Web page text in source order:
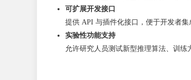
可扩展开发接口
提供 API 与插件化接口，便于开发者集
实验性功能支持
允许研究人员测试新型推理算法、训练